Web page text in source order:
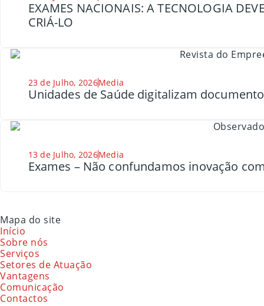
EXAMES NACIONAIS: A TECNOLOGIA
CRIÁ-LO
23 de Julho, 2026Media
Unidades de Saúde digitalizam
13 de Julho, 2026Media
Exames – Não confundamos inovação
Mapa do site
Início
Sobre nós
Serviços
Setores de Atuação
Vantagens
Comunicação
Contactos